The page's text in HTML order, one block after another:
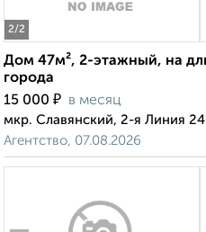
2/2
Дом 47м², 2-этажный, на
города
15 000 ₽ в месяц
мкр. Славянский, 2-я Линия
Агентство, 07.08.2026